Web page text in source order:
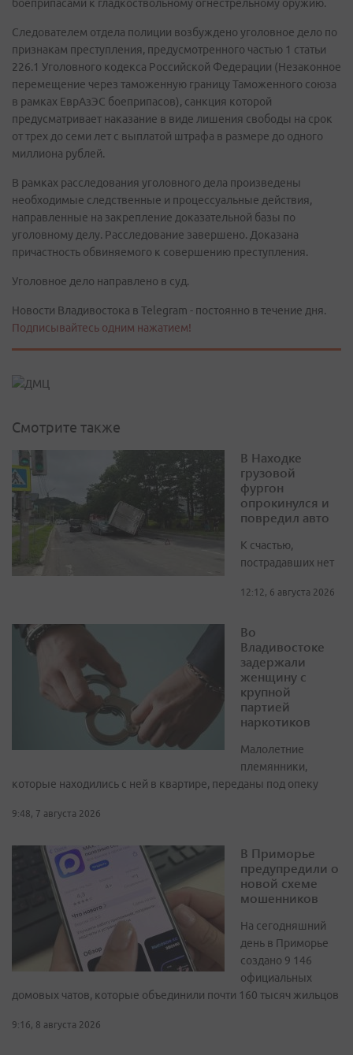
боеприпасами к гладкоствольному огнестрельному оружию.
Следователем отдела полиции возбуждено уголовное дело по
признакам преступления, предусмотренного частью 1 статьи
226.1 Уголовного кодекса Российской Федерации (Незаконное
перемещение через таможенную границу Таможенного союза
в рамках ЕврАзЭС боеприпасов), санкция которой
предусматривает наказание в виде лишения свободы на срок
от трех до семи лет с выплатой штрафа в размере до одного
миллиона рублей.
В рамках расследования уголовного дела произведены
необходимые следственные и процессуальные действия,
направленные на закрепление доказательной базы по
уголовному делу. Расследование завершено. Доказана
причастность обвиняемого к совершению преступления.
Уголовное дело направлено в суд.
Новости Владивостока в Telegram - постоянно в течение дня.
Подписывайтесь одним нажатием!
Смотрите также
В Находке
грузовой
фургон
опрокинулся и
повредил авто
К счастью,
пострадавших нет
12:12, 6 августа 2026
Во
Владивостоке
задержали
женщину с
крупной
партией
наркотиков
Малолетние
племянники,
которые находились с ней в квартире, переданы под опеку
9:48, 7 августа 2026
В Приморье
предупредили о
новой схеме
мошенников
На сегодняшний
день в Приморье
создано 9 146
официальных
домовых чатов, которые объединили почти 160 тысяч жильцов
9:16, 8 августа 2026